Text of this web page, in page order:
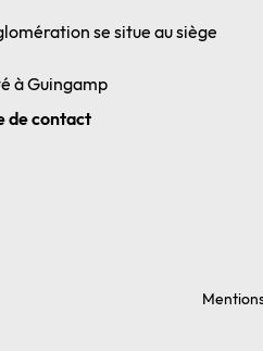
se situe au siège
à Guingamp
de contact